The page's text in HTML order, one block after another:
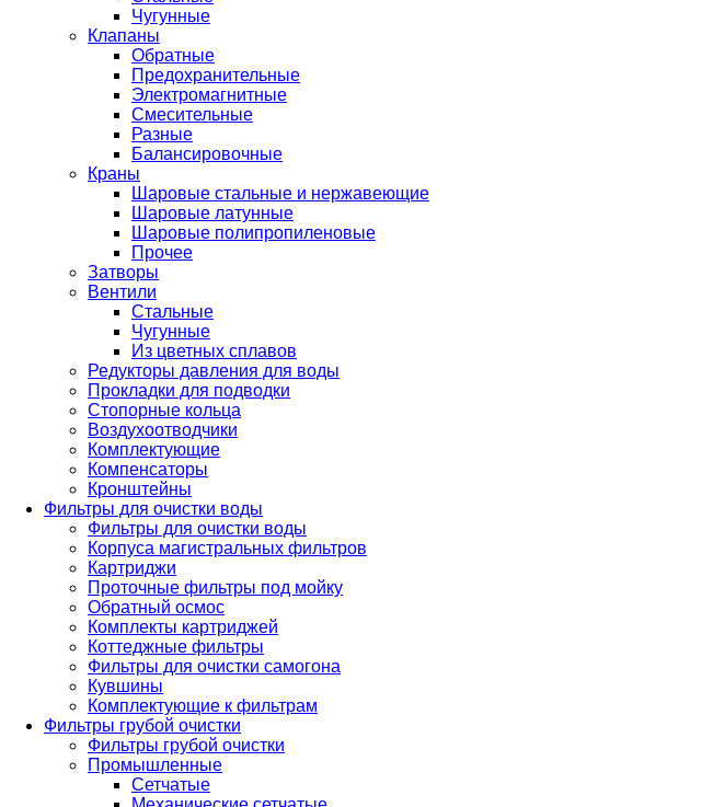
Чугунные
Клапаны
Обратные
Предохранительные
Электромагнитные
Смесительные
Разные
Балансировочные
Краны
Шаровые стальные и нержавеющие
Шаровые латунные
Шаровые полипропиленовые
Прочее
Затворы
Вентили
Стальные
Чугунные
Из цветных сплавов
Редукторы давления для воды
Прокладки для подводки
Стопорные кольца
Воздухоотводчики
Комплектующие
Компенсаторы
Кронштейны
Фильтры для очистки воды
Фильтры для очистки воды
Корпуса магистральных фильтров
Картриджи
Проточные фильтры под мойку
Обратный осмос
Комплекты картриджей
Коттеджные фильтры
Фильтры для очистки самогона
Кувшины
Комплектующие к фильтрам
Фильтры грубой очистки
Фильтры грубой очистки
Промышленные
Сетчатые